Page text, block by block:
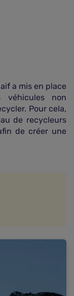
a mis en place
véhicules non
Pour cela,
de recycleurs
de créer une